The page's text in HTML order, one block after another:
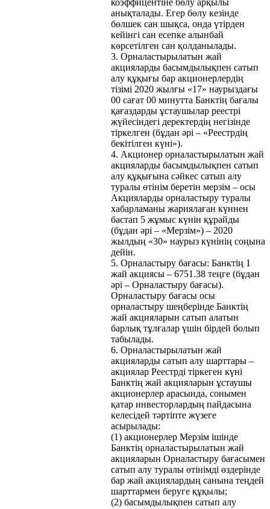
анықталады. Егер бөлу кезінде
бөлшек сан шықса, онда үтірден
кейінгі сан есепке алынбай
көрсетілген сан қолданылады.
3. Орналастырылатын жай
акцияларды басымдылықпен сатып
алу құқығы бар акционерлердің
тізімі 2020 жылғы «17» наурыздағы
00 сағат 00 минутта Банктің бағалы
қағаздарды ұстаушылар реестрі
жүйесіндегі деректердің негізінде
тіркелген (бұдан әрі – «Реестрдің
бекітілген күні»).
4. Акционер орналастырылатын жай
акцияларды басымдылықпен сатып
алу құқығына сәйкес сатып алу
туралы өтінім беретін мерзім – осы
Акцияларды орналастыру туралы
хабарламаны жариялаған күннен
бастап 5 жұмыс күнін құрайды
(бұдан әрі – «Мерзім») – 2020
жылдың «30» наурыз күнінің соңына
дейін.
5. Орналастыру бағасы: Банктің 1
жай акциясы – 6751.38 теңге (бұдан
әрі – Орналастыру бағасы).
Орналастыру бағасы осы
орналастыру шеңберінде Банктің
жай акцияларын сатып алатын
барлық тұлғалар үшін бірдей болып
табылады.
6. Орналастырылатын жай
акцияларды сатып алу шарттары –
акциялар Реестрді тіркеген күні
Банктің жай акцияларын ұстаушы
акционерлер арасында, сонымен
қатар инвесторлардың пайдасына
келесідей тәртіпте жүзеге
асырылады:
(1) акционерлер Мерзім ішінде
Банктің орналастырылатын жай
акцияларын Орналастыру бағасымен
сатып алу туралы өтінімді өздерінде
бар жай акциялардың санына теңдей
шарттармен беруге құқылы;
(2) басымдылықпен сатып алу